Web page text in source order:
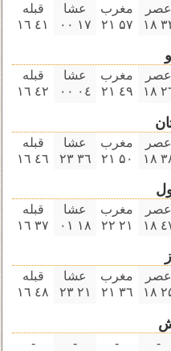
عصر
۱٨
مغرب
۵٧ ۲۱
عشا
۱٧ ۰۰
قبله
٤۱ ۱٦
عصر
۱٨
مغرب
٤٩ ۲۱
عشا
۰٤ ۰۰
قبله
٤۲ ۱٦
عصر
۱٨
مغرب
۵۰ ۲۱
عشا
۳٦ ۲۳
قبله
٤٦ ۱٦
عصر
۱٨
مغرب
۲۱ ۲۲
عشا
۱٨ ۰۱
قبله
۳٧ ۱٦
عصر
۱٨
مغرب
۳٦ ۲۱
عشا
۲۱ ۲۳
قبله
٤٨ ۱٦
-
-
-
-